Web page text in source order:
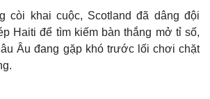
Podcast
Câu chuyện thời sự
Đọc truyện đêm khuya
Cửa sổ tình yêu
còi khai cuộc, Scotland đã dâng đội
Haiti để tìm kiếm bàn thắng mở tỉ số,
Âu đang gặp khó trước lối chơi chặt